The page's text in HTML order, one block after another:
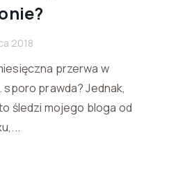
2018
przerwa w
sporo prawda? Jednak,
śledzi mojego bloga od